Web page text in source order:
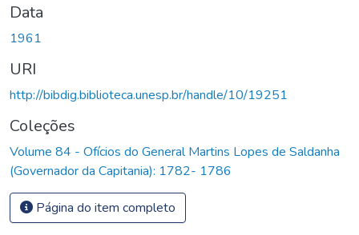
Data
1961
URI
http://bibdig.biblioteca.unesp.br/handle/10/19251
Coleções
Volume 84 - Ofícios do General Martins Lopes de Saldanha
(Governador da Capitania): 1782- 1786
Página do item completo